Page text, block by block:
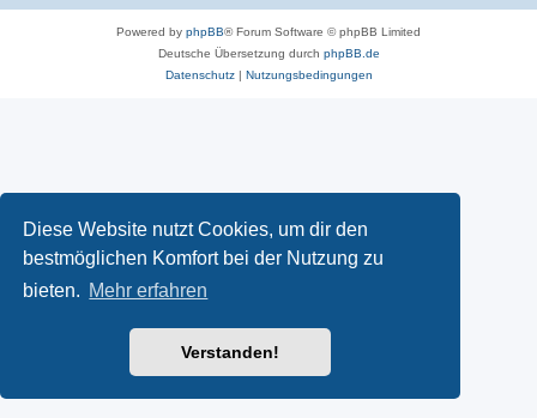
Diese Website nutzt Cookies, um dir den
bestmöglichen Komfort bei der Nutzung zu
bieten. Mehr erfahren
Verstanden!
Powered by phpBB® Forum Software © phpBB Limited
Deutsche Übersetzung durch phpBB.de
Datenschutz| Nutzungsbedingungen